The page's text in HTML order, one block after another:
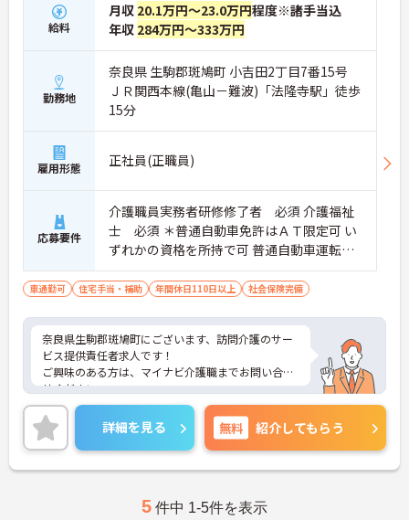
給料
月収 20.1万円～23.0万円程度※諸手当込
年収 284万円～333万円
勤務地
奈良県 生駒郡斑鳩町 小吉田2丁目7番15号
ＪＲ関西本線(亀山－難波)「法隆寺駅」徒歩
15分
雇用形態 正社員(正職員)
応募要件
介護職員実務者研修修了者 必須 介護福祉
士 必須 ＊普通自動車免許はＡＴ限定可 い
ずれかの資格を所持で可 普通自動車運転免
許 必須（ＡＴ限定可）
車通勤可 住宅手当・補助 年間休日110日以上 社会保険完備
奈良県生駒郡斑鳩町にございます、訪問介護のサー
ビス提供責任者求人です！
ご興味のある方は、マイナビ介護職までお問い合わ
せください。
詳細を見る 無料 紹介してもらう
5 件中 1-5件を表示